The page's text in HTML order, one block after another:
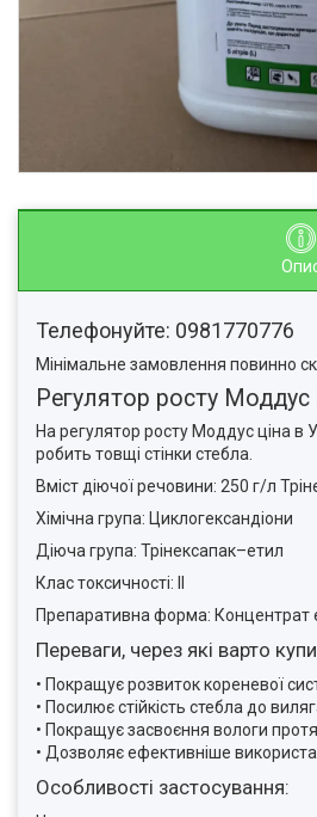
Телефонуйте: 0981770776
Мінімальне замовлення повинно
Регулятор росту Моддус
На регулятор росту Моддус ціна в
робить товщі стінки стебла.
Вміст діючої речовини: 250 г/л
Хімічна група: Циклогександіони
Діюча група: Трінексапак–етил
Клас токсичності: II
Препаративна форма: Концентрат
Переваги, через які варто
• Покращує розвиток кореневої
• Посилює стійкість стебла до
• Покращує засвоєння вологи
• Дозволяє ефективніше
Особливості застосування: